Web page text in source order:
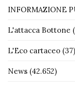
INFORMAZIONE
L'attacca Bottone
L'Eco cartaceo (37)
News (42.652)